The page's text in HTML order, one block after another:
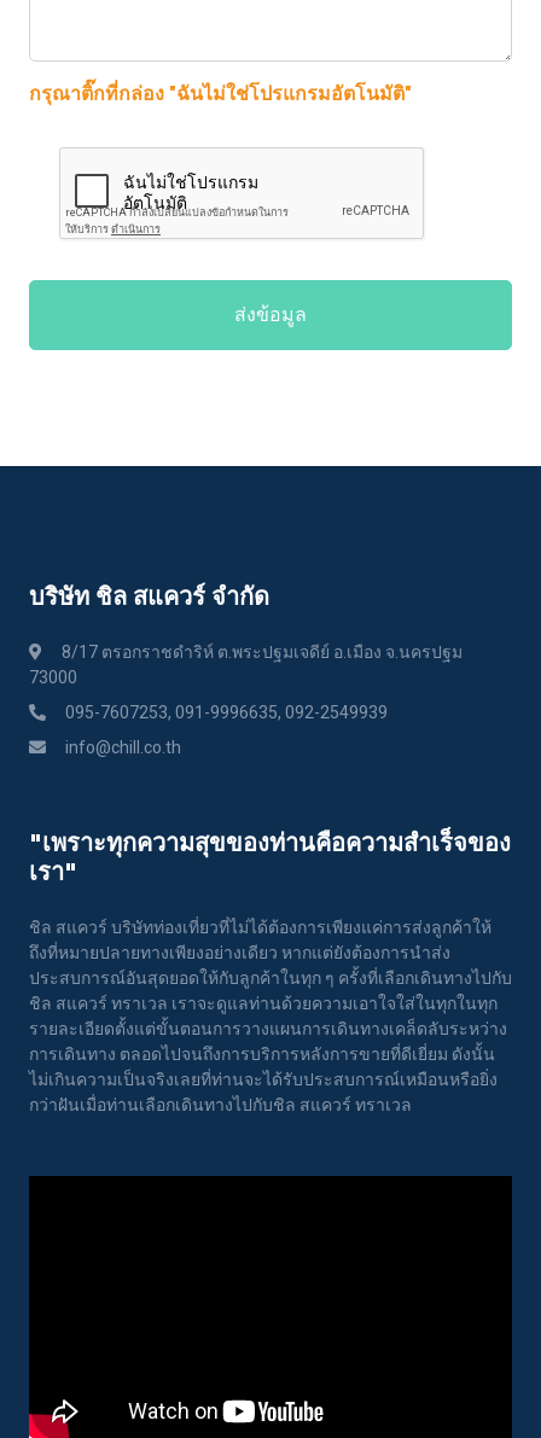
กรุณาติ๊กที่กล่อง "ฉันไม่ใช่โปรแกรมอัตโนมัติ"
ส่งข้อมูล
บริษัท ชิล สแควร์ จำกัด
8/17 ตรอกราชดำริห์ ต.พระปฐมเจดีย์ อ.เมือง จ.นครปฐม
73000
095-7607253, 091-9996635, 092-2549939
info@chill.co.th
"เพราะทุกความสุขของท่านคือความสําเร็จของ
เรา"
ชิล สแควร์ บริษัทท่องเที่ยวที่ไม่ได้ต้องการเพียงแค่การส่งลูกค้าให้
ถึงที่หมายปลายทางเพียงอย่างเดียว หากแต่ยังต้องการนำส่ง
ประสบการณ์อันสุดยอดให้กับลูกค้าในทุก ๆ ครั้งที่เลือกเดินทางไปกับ
ชิล สแควร์ ทราเวล เราจะดูแลท่านด้วยความเอาใจใส่ในทุกในทุก
รายละเอียดตั้งแต่ขั้นตอนการวางแผนการเดินทางเคล็ดลับระหว่าง
การเดินทาง ตลอดไปจนถึงการบริการหลังการขายที่ดีเยี่ยม ดังนั้น
ไม่เกินความเป็นจริงเลยที่ท่านจะได้รับประสบการณ์เหมือนหรือยิ่ง
กว่าฝันเมื่อท่านเลือกเดินทางไปกับชิล สแควร์ ทราเวล